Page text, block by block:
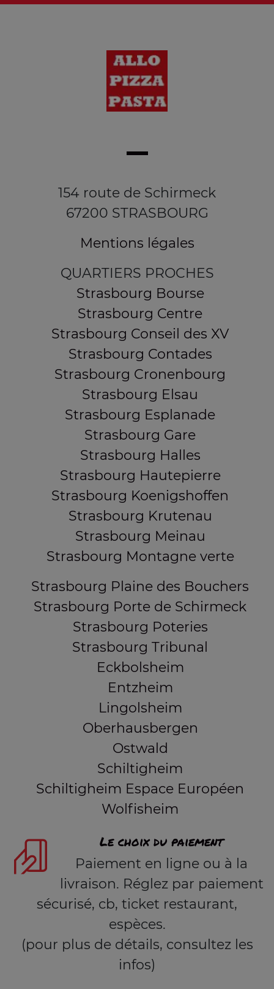
154 route de Schirmeck
67200 STRASBOURG
Mentions légales
QUARTIERS PROCHES
Strasbourg Bourse
Strasbourg Centre
Strasbourg Conseil des XV
Strasbourg Contades
Strasbourg Cronenbourg
Strasbourg Elsau
Strasbourg Esplanade
Strasbourg Gare
Strasbourg Halles
Strasbourg Hautepierre
Strasbourg Koenigshoffen
Strasbourg Krutenau
Strasbourg Meinau
Strasbourg Montagne verte
Strasbourg Plaine des Bouchers
Strasbourg Porte de Schirmeck
Strasbourg Poteries
Strasbourg Tribunal
Eckbolsheim
Entzheim
Lingolsheim
Oberhausbergen
Ostwald
Schiltigheim
Schiltigheim Espace Européen
Wolfisheim
Le choix du paiement
Paiement en ligne ou à la
livraison. Réglez par paiement
sécurisé, cb, ticket restaurant,
espèces.
(pour plus de détails, consultez les
infos)